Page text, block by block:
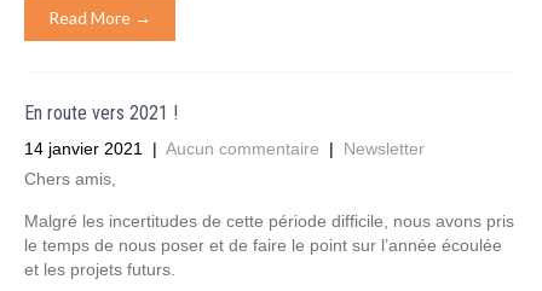
Read More →
En route vers 2021 !
14 janvier 2021 | Aucun commentaire | Newsletter
Chers amis,
Malgré les incertitudes de cette période difficile, nous avons pris
le temps de nous poser et de faire le point sur l’année écoulée
et les projets futurs.